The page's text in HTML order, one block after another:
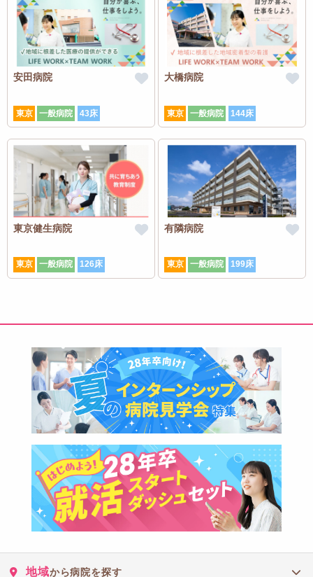
安田病院
東京 一般病院 43床
大橋病院
東京 一般病院 144床
東京健生病院
東京 一般病院 126床
有隣病院
東京 一般病院 199床
地域から病院を探す